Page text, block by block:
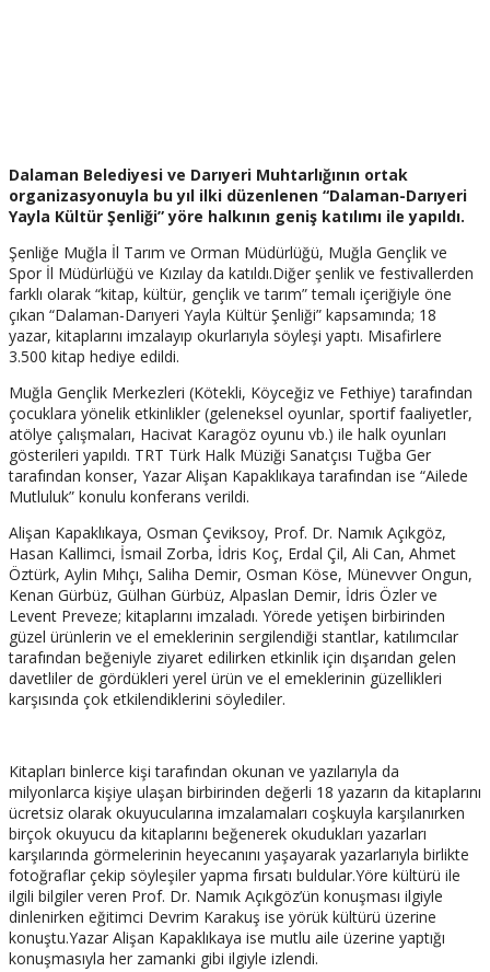
Dalaman Belediyesi ve Darıyeri Muhtarlığının ortak
organizasyonuyla bu yıl ilki düzenlenen “Dalaman-Darıyeri
Yayla Kültür Şenliği” yöre halkının geniş katılımı ile yapıldı.
Şenliğe Muğla İl Tarım ve Orman Müdürlüğü, Muğla Gençlik ve
Spor İl Müdürlüğü ve Kızılay da katıldı.Diğer şenlik ve festivallerden
farklı olarak “kitap, kültür, gençlik ve tarım” temalı içeriğiyle öne
çıkan “Dalaman-Darıyeri Yayla Kültür Şenliği” kapsamında; 18
yazar, kitaplarını imzalayıp okurlarıyla söyleşi yaptı. Misafirlere
3.500 kitap hediye edildi.
Muğla Gençlik Merkezleri (Kötekli, Köyceğiz ve Fethiye) tarafından
çocuklara yönelik etkinlikler (geleneksel oyunlar, sportif faaliyetler,
atölye çalışmaları, Hacivat Karagöz oyunu vb.) ile halk oyunları
gösterileri yapıldı. TRT Türk Halk Müziği Sanatçısı Tuğba Ger
tarafından konser, Yazar Alişan Kapaklıkaya tarafından ise “Ailede
Mutluluk” konulu konferans verildi.
Alişan Kapaklıkaya, Osman Çeviksoy, Prof. Dr. Namık Açıkgöz,
Hasan Kallimci, İsmail Zorba, İdris Koç, Erdal Çil, Ali Can, Ahmet
Öztürk, Aylin Mıhçı, Saliha Demir, Osman Köse, Münevver Ongun,
Kenan Gürbüz, Gülhan Gürbüz, Alpaslan Demir, İdris Özler ve
Levent Preveze; kitaplarını imzaladı. Yörede yetişen birbirinden
güzel ürünlerin ve el emeklerinin sergilendiği stantlar, katılımcılar
tarafından beğeniyle ziyaret edilirken etkinlik için dışarıdan gelen
davetliler de gördükleri yerel ürün ve el emeklerinin güzellikleri
karşısında çok etkilendiklerini söylediler.
Kitapları binlerce kişi tarafından okunan ve yazılarıyla da
milyonlarca kişiye ulaşan birbirinden değerli 18 yazarın da kitaplarını
ücretsiz olarak okuyucularına imzalamaları coşkuyla karşılanırken
birçok okuyucu da kitaplarını beğenerek okudukları yazarları
karşılarında görmelerinin heyecanını yaşayarak yazarlarıyla birlikte
fotoğraflar çekip söyleşiler yapma fırsatı buldular.Yöre kültürü ile
ilgili bilgiler veren Prof. Dr. Namık Açıkgöz’ün konuşması ilgiyle
dinlenirken eğitimci Devrim Karakuş ise yörük kültürü üzerine
konuştu.Yazar Alişan Kapaklıkaya ise mutlu aile üzerine yaptığı
konuşmasıyla her zamanki gibi ilgiyle izlendi.